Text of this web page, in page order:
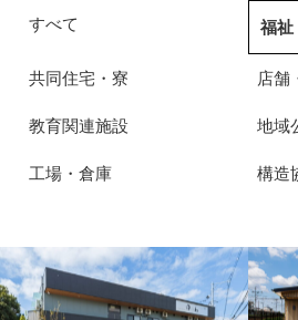
すべて 福祉
共同住宅・寮 店舗
教育関連施設 地域
工場・倉庫 構造